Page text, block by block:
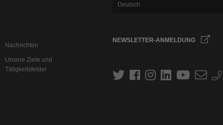
Nachrichten
Unsere Ziele und
Tätigkeitsfelder
Deutsch
NEWSLETTER-ANMELDUNG